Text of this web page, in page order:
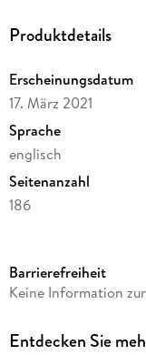
the two criminal
support the Homicide
As a side note,
until the investigators
Produktdetails
Erscheinungsdatum
17. März 2021
Sprache
englisch
Seitenanzahl
186
Verlag/Hersteller
Produktart
Barrierefreiheit
Keine Information
Entdecken Sie